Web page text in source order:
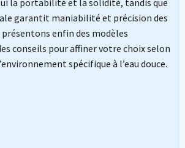
garantit maniabilité et précision des
présentons enfin des modèles
conseils pour affiner votre choix selon
spécifique à l’eau douce.